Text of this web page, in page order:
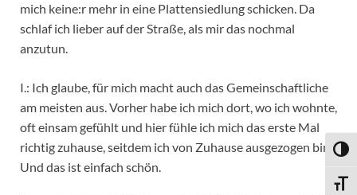
mich keine:r mehr in eine Plattensiedlung schicken. Da
schlaf ich lieber auf der Straße, als mir das nochmal
anzutun.
I.: Ich glaube, für mich macht auch das Gemeinschaftliche
am meisten aus. Vorher habe ich mich dort, wo ich wohnte,
oft einsam gefühlt und hier fühle ich mich das erste Mal
richtig zuhause, seitdem ich von Zuhause ausgezogen bin.
Und das ist einfach schön.